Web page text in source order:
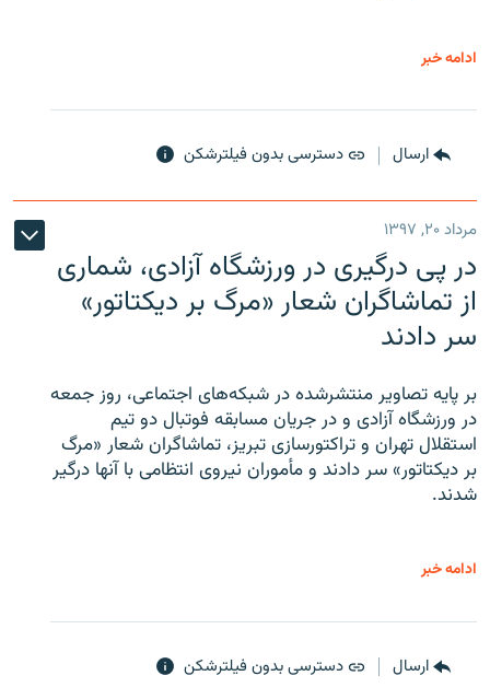
ادامه خبر
ارسال دسترسی بدون فیلترشکن
مرداد ۲۰, ۱۳۹۷
در پی درگیری در ورزشگاه آزادی، شماری
از تماشاگران شعار «مرگ بر دیکتاتور»
سر دادند
بر پایه تصاویر منتشرشده در شبکه‌های اجتماعی، روز جمعه
در ورزشگاه آزادی و در جریان مسابقه فوتبال دو تیم
استقلال تهران و تراکتورسازی تبریز، تماشاگران شعار «مرگ
بر دیکتاتور» سر دادند و مأموران نیروی انتظامی با آنها درگیر
شدند.
ادامه خبر
ارسال دسترسی بدون فیلترشکن